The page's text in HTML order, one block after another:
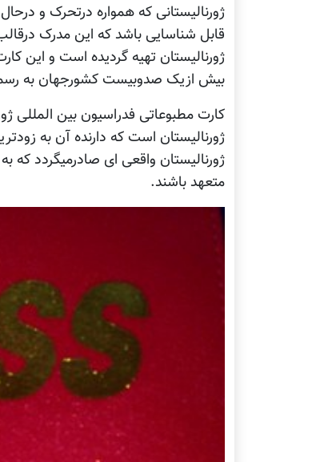
ژورنالیستانی که همواره درتحرک و
قابل شناسایی باشد که این مدرک
ژورنالیستان تهیه گردیده است و این
بیش ازیک صدوبیست کشورجهان به
کارت مطبوعاتی فدراسیون بین المللی
ژورنالیستان است که دارنده آن به
ژورنالیستان واقعی ای صادرمیگردد که
متعهد باشند.